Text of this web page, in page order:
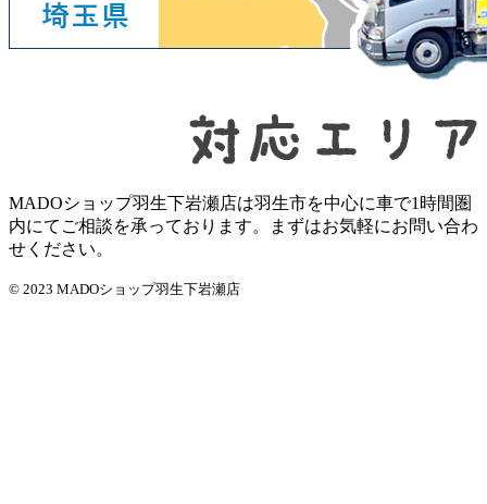
MADOショップ羽生下岩瀬店は羽生市を中心に車で1時間圏
内にてご相談を承っております。まずはお気軽にお問い合わ
せください。
© 2023 MADOショップ羽生下岩瀬店